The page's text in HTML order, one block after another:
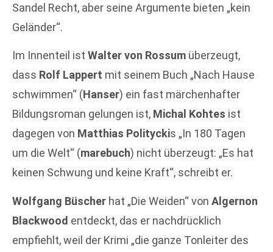
Sandel Recht, aber seine Argumente bieten „kein
Geländer“.
Im Innenteil ist Walter von Rossum überzeugt,
dass Rolf Lappert mit seinem Buch „Nach Hause
schwimmen“ (Hanser) ein fast märchenhafter
Bildungsroman gelungen ist, Michal Kohtes ist
dagegen von Matthias Polityckis „In 180 Tagen
um die Welt“ (marebuch) nicht überzeugt: „Es hat
keinen Schwung und keine Kraft“, schreibt er.
Wolfgang Büscher hat „Die Weiden“ von Algernon
Blackwood entdeckt, das er nachdrücklich
empfiehlt, weil der Krimi „die ganze Tonleiter des